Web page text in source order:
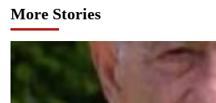
More Stories